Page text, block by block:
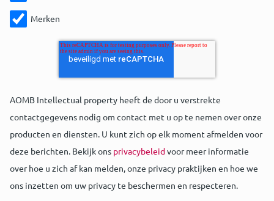
Merken
AOMB Intellectual property heeft de door u verstrekte
contactgegevens nodig om contact met u op te nemen over onze
producten en diensten. U kunt zich op elk moment afmelden voor
deze berichten. Bekijk ons privacybeleidvoor meer informatie
over hoe u zich af kan melden, onze privacy praktijken en hoe we
ons inzetten om uw privacy te beschermen en respecteren.